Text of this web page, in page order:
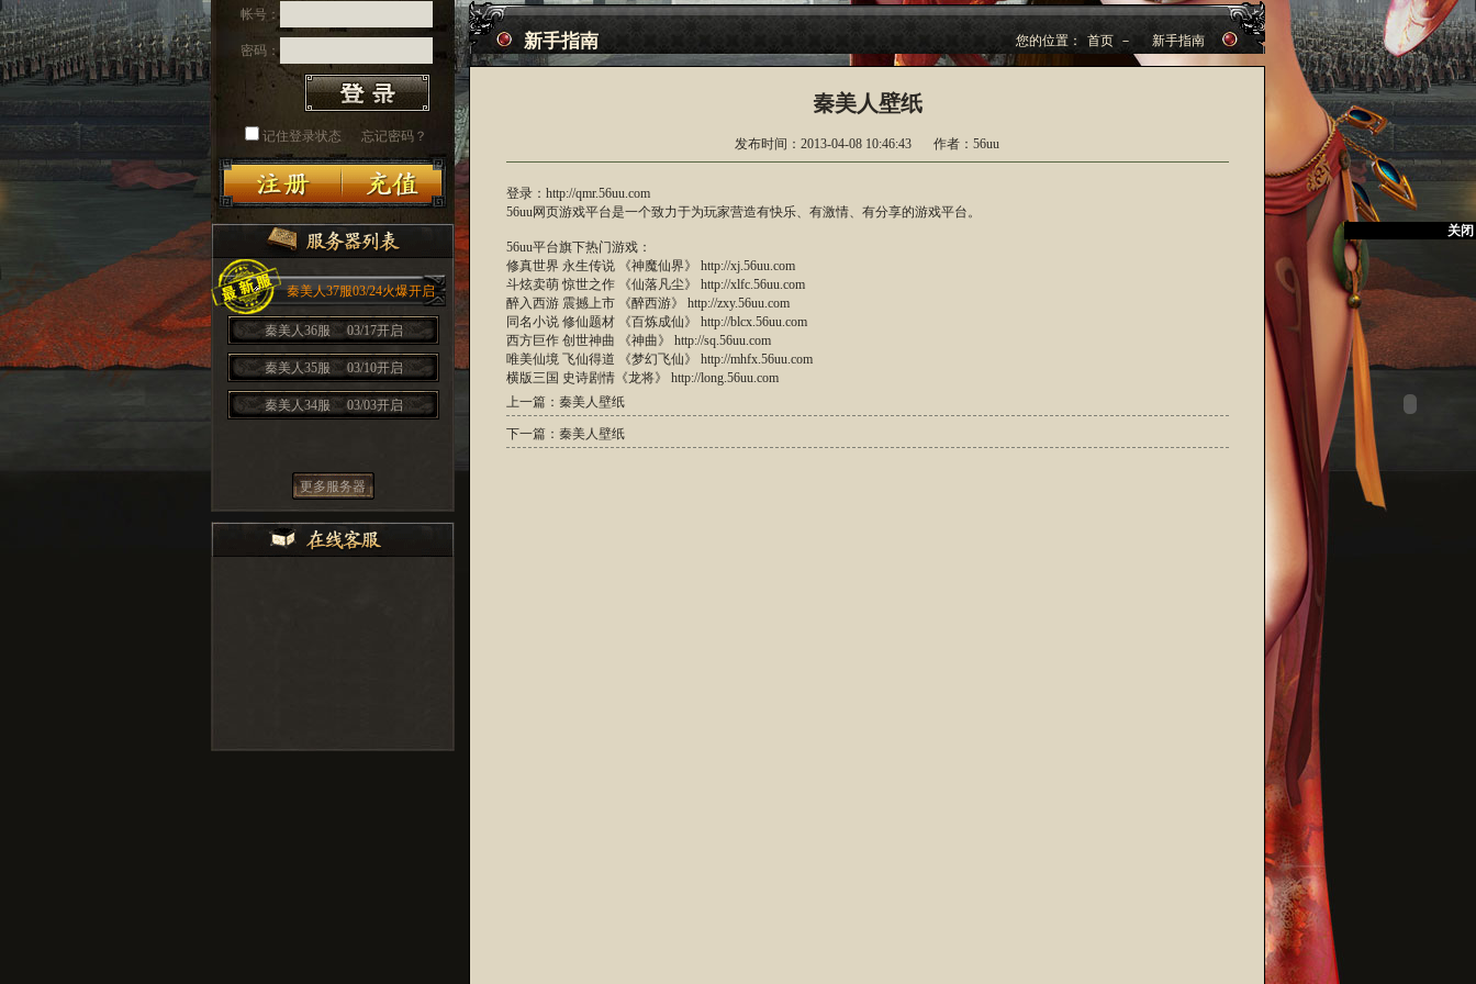
帐号：
密码：
记住登录状态 忘记密码？
秦美人37服03/24火爆开启
秦美人36服 03/17开启
秦美人35服 03/10开启
秦美人34服 03/03开启
更多服务器
新手指南 您的位置： 首页 － 新手指南
秦美人壁纸
发布时间：2013-04-08 10:46:43 作者：56uu
登录： http://qmr.56uu.com
56uu网页游戏平台是一个致力于为玩家营造有快乐、有激情、有分享的游戏平台。
56uu平台旗下热门游戏：
修真世界 永生传说 《神魔仙界》 http://xj.56uu.com
斗炫卖萌 惊世之作 《仙落凡尘》 http://xlfc.56uu.com
醉入西游 震撼上市 《醉西游》 http://zxy.56uu.com
同名小说 修仙题材 《百炼成仙》 http://blcx.56uu.com
西方巨作 创世神曲 《神曲》 http://sq.56uu.com
唯美仙境 飞仙得道 《梦幻飞仙》 http://mhfx.56uu.com
横版三国 史诗剧情《龙将》 http://long.56uu.com
上一篇：秦美人壁纸
下一篇：秦美人壁纸
关闭